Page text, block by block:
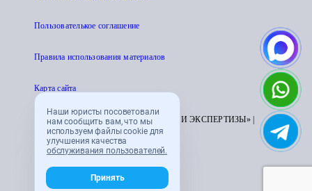
Наши юристы посоветовали
нам сообщить вам, что мы
используем файлы cookie для
улучшения качества
обслуживания пользователей.
Принять
Пользователькое соглашение
Правила использования материалов
Карта сайта
© 1995 - 2026 «ЦЕНТР АТТЕСТАЦИИ И ЭКСПЕРТИЗЫ» |
CENTRATTEK.RU